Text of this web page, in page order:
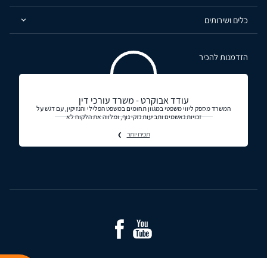
כלים ושירותים
הזדמנות להכיר
עודד אבוקרט - משרד עורכי דין
המשרד מספק ליווי משפטי במגוון תחומים במשפט הפלילי והנזיקין, עם דגש על
זכויות נאשמים ותביעות נזקי גוף, ומלווה את הלקוח לא
תכירו יותר